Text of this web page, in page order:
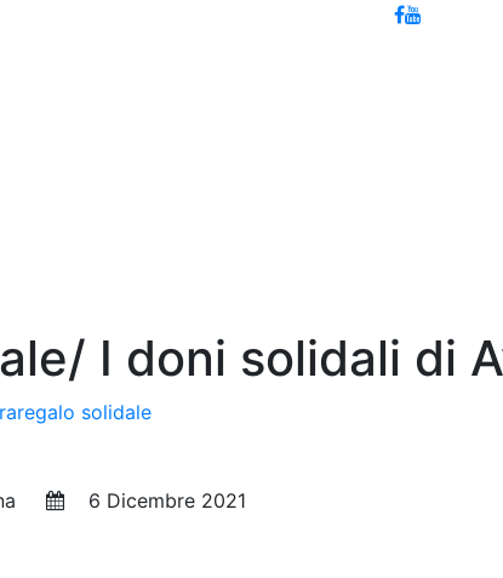
I doni solidali di
regalo solidale
6 Dicembre 2021